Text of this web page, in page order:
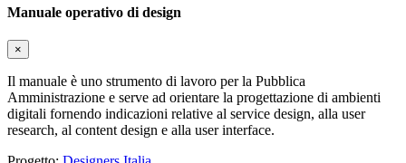
Manuale operativo di design
×
Il manuale è uno strumento di lavoro per la Pubblica
Amministrazione e serve ad orientare la progettazione di ambienti
digitali fornendo indicazioni relative al service design, alla user
research, al content design e alla user interface.